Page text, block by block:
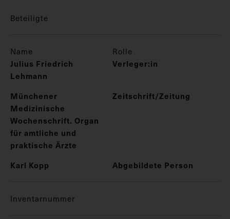
Beteiligte
Name Rolle
Julius Friedrich
Lehmann
Verleger:in
Münchener
Medizinische
Wochenschrift. Organ
für amtliche und
praktische Ärzte
Zeitschrift/Zeitung
Karl Kopp Abgebildete Person
Inventarnummer